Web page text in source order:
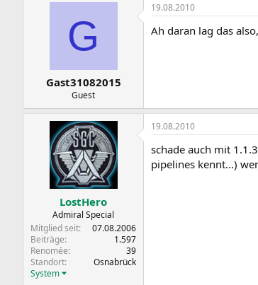
G
Gast31082015
Guest
19.08.2010
Ah daran lag das
LostHero
Admiral Special
Mitglied seit
07.08.2006
Beiträge
1.597
Renomée
39
Standort
Osnabrück
System
19.08.2010
schade auch mit
pipelines kennt...)